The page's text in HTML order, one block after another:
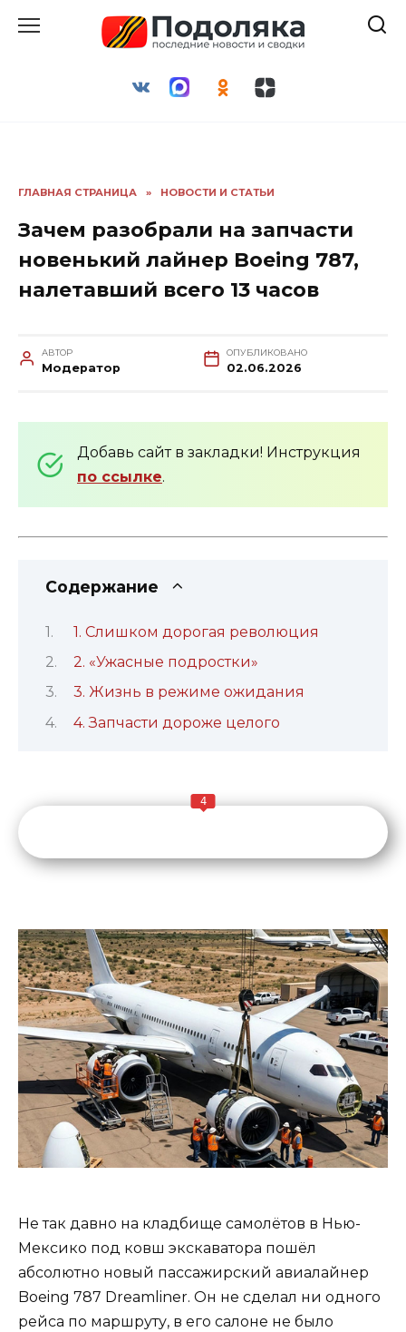
ГЛАВНАЯ СТРАНИЦА » НОВОСТИ И СТАТЬИ
Зачем разобрали на запчасти
новенький лайнер Boeing 787,
налетавший всего 13 часов
АВТОР
Модератор
ОПУБЛИКОВАНО
02.06.2026
Добавь сайт в закладки! Инструкция
по ссылке.
Содержание
1. Слишком дорогая революция
2. «Ужасные подростки»
3. Жизнь в режиме ожидания
4. Запчасти дороже целого
4
Не так давно на кладбище самолётов в Нью-
Мексико под ковш экскаватора пошёл
абсолютно новый пассажирский авиалайнер
Boeing 787 Dreamliner. Он не сделал ни одного
рейса по маршруту, в его салоне не было